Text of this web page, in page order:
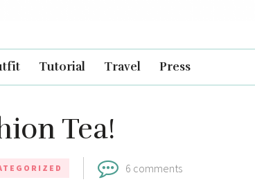
Tutorial Travel Press
Tea!
6 comments